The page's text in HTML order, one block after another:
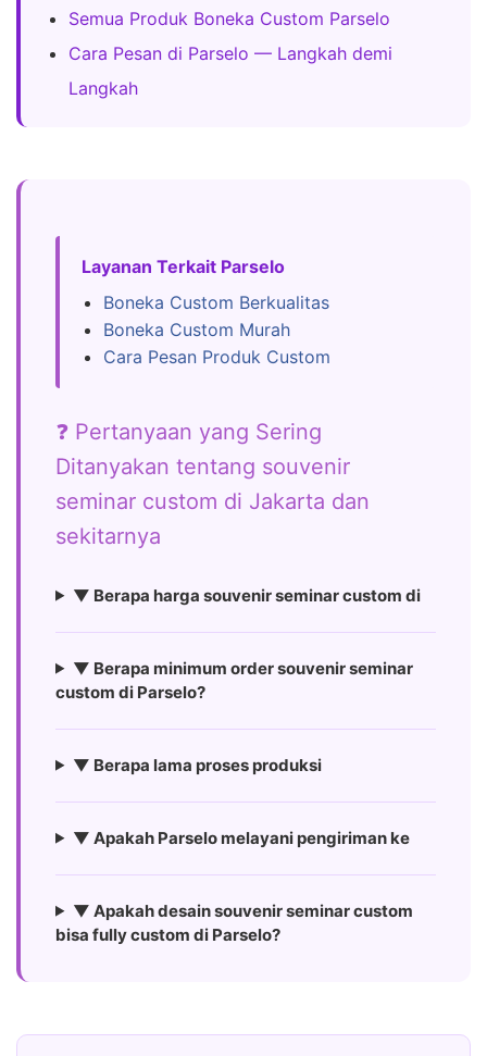
Semua Produk Boneka Custom Parselo
Cara Pesan di Parselo — Langkah demi
Langkah
Layanan Terkait Parselo
Boneka Custom Berkualitas
Boneka Custom Murah
Cara Pesan Produk Custom
❓ Pertanyaan yang Sering
Ditanyakan tentang souvenir
seminar custom di Jakarta dan
sekitarnya
▼ Berapa harga souvenir seminar custom di
▼ Berapa minimum order souvenir seminar
custom di Parselo?
▼ Berapa lama proses produksi
▼ Apakah Parselo melayani pengiriman ke
▼ Apakah desain souvenir seminar custom
bisa fully custom di Parselo?